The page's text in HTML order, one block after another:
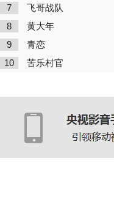
7 飞哥战队
8 黄大年
9 青恋
10 苦乐村官